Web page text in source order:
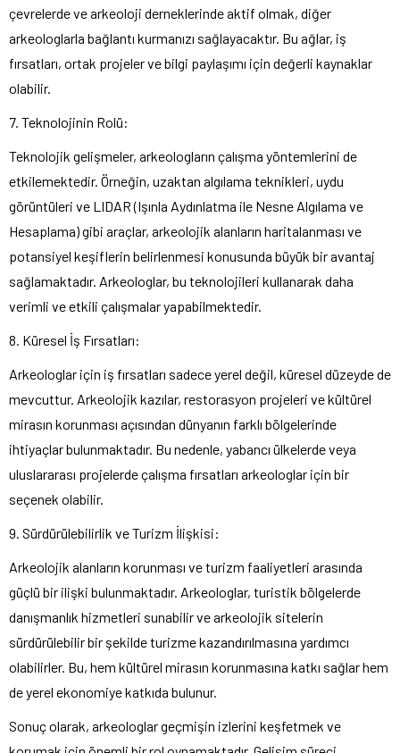
çevrelerde ve arkeoloji derneklerinde aktif olmak, diğer
arkeologlarla bağlantı kurmanızı sağlayacaktır. Bu ağlar, iş
fırsatları, ortak projeler ve bilgi paylaşımı için değerli kaynaklar
olabilir.
7. Teknolojinin Rolü:
Teknolojik gelişmeler, arkeologların çalışma yöntemlerini de
etkilemektedir. Örneğin, uzaktan algılama teknikleri, uydu
görüntüleri ve LIDAR (Işınla Aydınlatma ile Nesne Algılama ve
Hesaplama) gibi araçlar, arkeolojik alanların haritalanması ve
potansiyel keşiflerin belirlenmesi konusunda büyük bir avantaj
sağlamaktadır. Arkeologlar, bu teknolojileri kullanarak daha
verimli ve etkili çalışmalar yapabilmektedir.
8. Küresel İş Fırsatları:
Arkeologlar için iş fırsatları sadece yerel değil, küresel düzeyde de
mevcuttur. Arkeolojik kazılar, restorasyon projeleri ve kültürel
mirasın korunması açısından dünyanın farklı bölgelerinde
ihtiyaçlar bulunmaktadır. Bu nedenle, yabancı ülkelerde veya
uluslararası projelerde çalışma fırsatları arkeologlar için bir
seçenek olabilir.
9. Sürdürülebilirlik ve Turizm İlişkisi:
Arkeolojik alanların korunması ve turizm faaliyetleri arasında
güçlü bir ilişki bulunmaktadır. Arkeologlar, turistik bölgelerde
danışmanlık hizmetleri sunabilir ve arkeolojik sitelerin
sürdürülebilir bir şekilde turizme kazandırılmasına yardımcı
olabilirler. Bu, hem kültürel mirasın korunmasına katkı sağlar hem
de yerel ekonomiye katkıda bulunur.
Sonuç olarak, arkeologlar geçmişin izlerini keşfetmek ve